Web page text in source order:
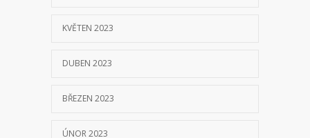
KVĚTEN 2023
DUBEN 2023
BŘEZEN 2023
ÚNOR 2023